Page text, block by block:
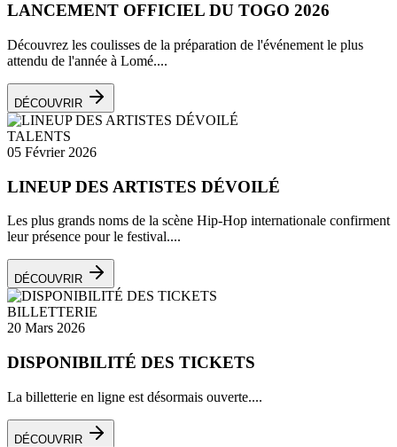
LANCEMENT OFFICIEL DU TOGO 2026
Découvrez les coulisses de la préparation de l'événement le plus
attendu de l'année à Lomé....
DÉCOUVRIR
TALENTS
05 Février 2026
LINEUP DES ARTISTES DÉVOILÉ
Les plus grands noms de la scène Hip-Hop internationale confirment
leur présence pour le festival....
DÉCOUVRIR
BILLETTERIE
20 Mars 2026
DISPONIBILITÉ DES TICKETS
La billetterie en ligne est désormais ouverte....
DÉCOUVRIR